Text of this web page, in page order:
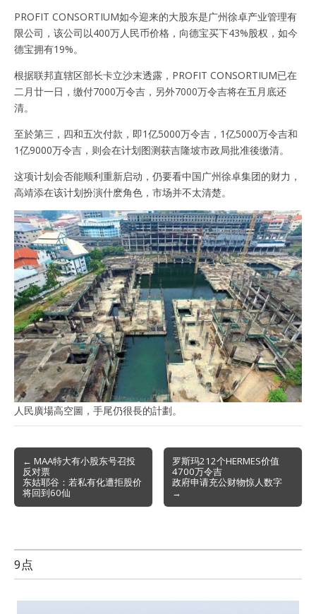
PROFIT CONSORTIUM如今迎来的大股东是广州徐卓产业管理有
限公司，该公司以400万人民币价格，向德宝买下43%股权，如今
德宝拥有19%。
根据联邦直辖区部长卡立沙末透露，PROFIT CONSORTIUM已在
二月廿一日，缴付7000万令吉，另外7000万令吉将在五月底还
清。
至於第三，四和五次付款，即1亿5000万令吉，1亿5000万令吉和
1亿9000万令吉，则会在计划图测获吉隆坡市政局批准後缴清。
这项计划会否能顺利重新启动，仍要看中国广州徐卓集团的财力，
高靖添在该计划扮演什麽角色，市场并不太清楚。
人民廣場高空圖，手尾仍很長的計劃。
Post
navigation
← MAA特大有小股东号召投
反对票
东姑耶谷：若私有化遭拒股价
将回到60仙
罗斯玛212个HERMES价值
4700万令吉
政府申请充公财物惊人数字
→
9点